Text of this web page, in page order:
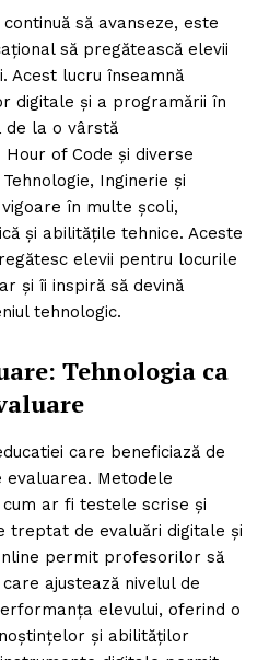
să avanseze, este
să pregătească elevii
Acest lucru înseamnă
digitale și a programării în
de la o vârstă
of Code și diverse
Inginerie și
în multe școli,
și abilitățile tehnice. Aceste
elevii pentru locurile
și îi inspiră să devină
tehnologic.
Tehnologia ca
care beneficiază de
Metodele
ar fi testele scrise și
treptat de evaluări digitale și
permit profesorilor să
ajustează nivelul de
elevului, oferind o
și abilităților